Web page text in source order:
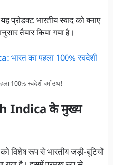
प्रोडक्ट भारतीय स्वाद को बनाए
तैयार किया गया है।
100% स्वदेशी वर्माउथ!
Indica के मुख्य
रूप से भारतीय जड़ी-बूटियों